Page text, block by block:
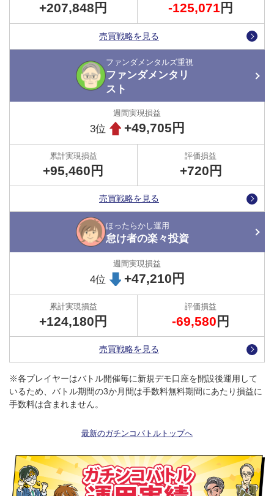
●戦略やアクションは全てXでまるわかり！
停止後に残ったポジションをどうするか？どこで決済するか？な
ど、運用に関するアクションは、その都度リアルタイムにXで公開
これからトラッキングトレードを使ってみようとお考えの方はもち
ろん、マネ運用をされる方は、ぜひXのフォローをお願いします！
トラッキングトレード（公式）X（旧ツイッター）
ファンダメンタルズ重視
ファンダメンタリ
スト
ほったらかし運用
怠け者の楽々投資
売買戦略を見る
売買戦略を見る
売買戦略を見る
3位 +49,705円
4位 +47,210円
+207,848円
+95,460円
+124,180円
-125,071円
+720 円
-69,580 円
※各プレイヤーはバトル開催毎に新規デモ口座を開設後運用して
いるため、バトル期間の3か月間は手数料無料期間にあたり損益に
手数料は含まれません。
最新のガチンコバトルトップへ